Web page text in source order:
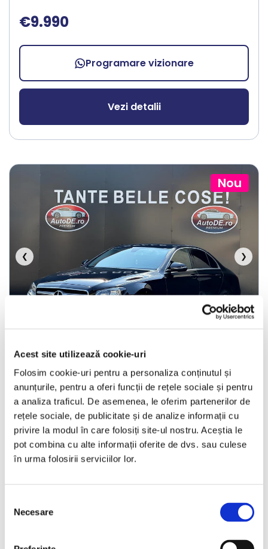
Acest site utilizează cookie-uri
Folosim cookie-uri pentru a personaliza conținutul și
anunțurile, pentru a oferi funcții de rețele sociale și pentru
a analiza traficul. De asemenea, le oferim partenerilor de
rețele sociale, de publicitate și de analize informații cu
privire la modul în care folosiți site-ul nostru. Aceștia le
pot combina cu alte informații oferite de dvs. sau culese
în urma folosirii serviciilor lor.
consimțământului
Necesare
€9.990
Programare vizionare
Vezi detalii
Nou
❮ ❯
Mercedes-Benz E
2018 200862 km Diesel 150 HP Automata
Bucuresti Otopeni